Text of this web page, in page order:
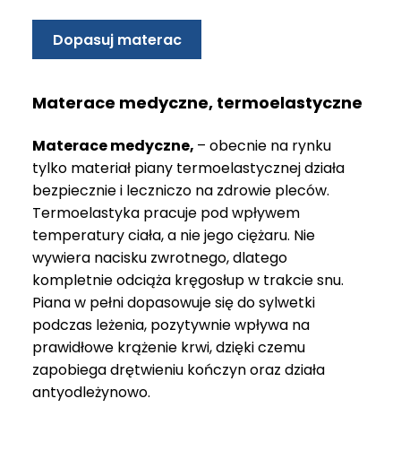
Dopasuj materac
Materace medyczne, termoelastyczne
Materace medyczne, – obecnie na rynku
tylko materiał piany termoelastycznej działa
bezpiecznie i leczniczo na zdrowie pleców.
Termoelastyka pracuje pod wpływem
temperatury ciała, a nie jego ciężaru. Nie
wywiera nacisku zwrotnego, dlatego
kompletnie odciąża kręgosłup w trakcie snu.
Piana w pełni dopasowuje się do sylwetki
podczas leżenia, pozytywnie wpływa na
prawidłowe krążenie krwi, dzięki czemu
zapobiega drętwieniu kończyn oraz działa
antyodleżynowo.